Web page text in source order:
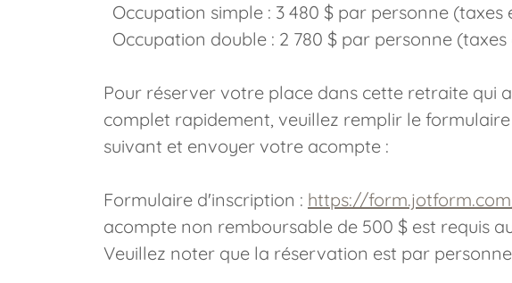
Occupation simple : 3 480 $ par personne (taxes
Occupation double : 2 780 $ par personne (taxes
Pour réserver votre place dans cette retraite qui
complet rapidement, veuillez remplir le
suivant et envoyer votre acompte :
Formulaire d'inscription : https://
acompte non remboursable de 500 $ est requis
Veuillez noter que la réservation est par